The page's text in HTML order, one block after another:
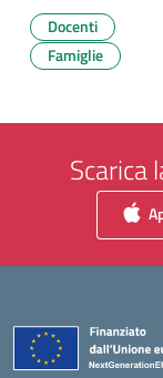
Docenti
Famiglie
Scarica